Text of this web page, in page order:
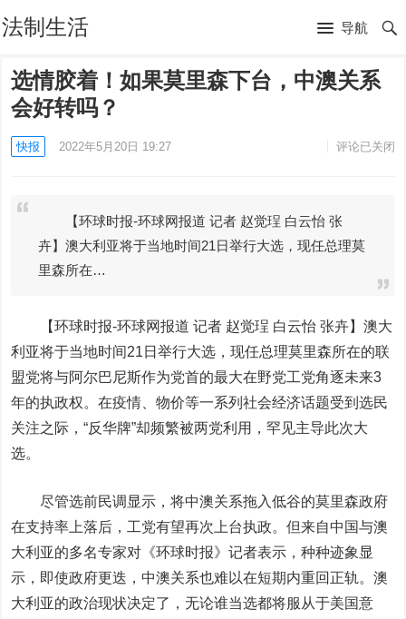
法制生活 导航
选情胶着！如果莫里森下台，中澳关系
会好转吗？
快报 2022年5月20日 19:27 评论已关闭
【环球时报-环球网报道 记者 赵觉珵 白云怡 张
卉】澳大利亚将于当地时间21日举行大选，现任总理莫
里森所在…
【环球时报-环球网报道 记者 赵觉珵 白云怡 张卉】澳大
利亚将于当地时间21日举行大选，现任总理莫里森所在的联
盟党将与阿尔巴尼斯作为党首的最大在野党工党角逐未来3
年的执政权。在疫情、物价等一系列社会经济话题受到选民
关注之际，“反华牌”却频繁被两党利用，罕见主导此次大
选。
尽管选前民调显示，将中澳关系拖入低谷的莫里森政府
在支持率上落后，工党有望再次上台执政。但来自中国与澳
大利亚的多名专家对《环球时报》记者表示，种种迹象显
示，即使政府更迭，中澳关系也难以在短期内重回正轨。澳
大利亚的政治现状决定了，无论谁当选都将服从于美国意